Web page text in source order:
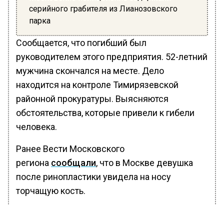
серийного грабителя из Лианозовского
парка
Сообщается, что погибший был
руководителем этого предприятия. 52-летний
мужчина скончался на месте. Дело
находится на контроле Тимирязевской
районной прокуратуры. Выясняются
обстоятельства, которые привели к гибели
человека.
Ранее Вести Московского
региона сообщали, что в Москве девушка
после ринопластики увидела на носу
торчащую кость.